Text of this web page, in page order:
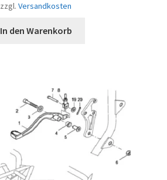
zzgl. Versandkosten
In den Warenkorb